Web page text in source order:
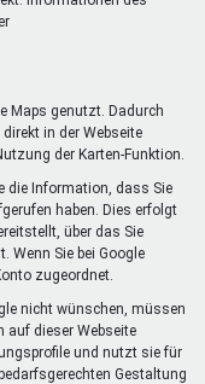
Maps genutzt. Dadurch
in der Webseite
der Karten-Funktion.
die Information, dass Sie
haben. Dies erfolgt
über das Sie
Wenn Sie bei Google
zugeordnet.
nicht wünschen, müssen
auf dieser Webseite
und nutzt sie für
Gestaltung